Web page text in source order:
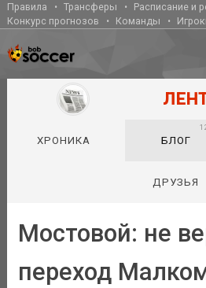
Правила Трансферы
Расписание и
Конкурс прогнозов
Команды
ХРОНИКА БЛОГ
ДРУЗЬЯ
Мостовой: не
переход